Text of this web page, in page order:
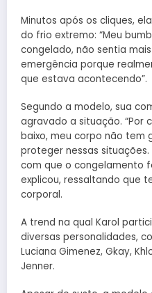
Minutos após os cliques,
do frio extremo: “Meu
congelado, não sentia
emergência porque
que estava acontecendo”.
Segundo a modelo, sua
agravado a situação. “Por
baixo, meu corpo não tem
proteger nessas
com que o congelamento
explicou, ressaltando que
corporal.
A trend na qual Karol
diversas personalidades,
Luciana Gimenez, Gkay,
Jenner.